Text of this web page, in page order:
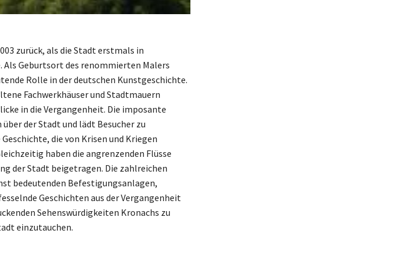
zurück, als die Stadt erstmals in
Geburtsort des renommierten Malers
Rolle in der deutschen Kunstgeschichte.
Fachwerkhäuser und Stadtmauern
in die Vergangenheit. Die imposante
der Stadt und lädt Besucher zu
die von Krisen und Kriegen
haben die angrenzenden Flüsse
der Stadt beigetragen. Die zahlreichen
bedeutenden Befestigungsanlagen,
Geschichten aus der Vergangenheit
Sehenswürdigkeiten Kronachs zu
einzutauchen.